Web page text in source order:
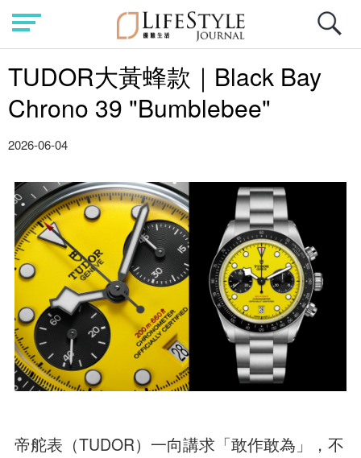
TUDOR大黃蜂款｜Black Bay
Chrono 39 "Bumblebee"
2026-06-04
帝舵表（TUDOR）一向講求「敢作敢為」，不